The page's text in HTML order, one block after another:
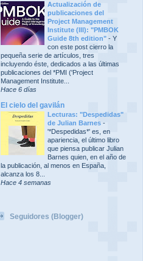
Actualización de
publicaciones del
Project Management
Institute (III): "PMBOK
Guide 8th edition" - Y
con este post cierro la
pequeña serie de artículos, tres
incluyendo éste, dedicados a las últimas
publicaciones del *PMI ('Project
Management Institute...
Hace 6 días
El cielo del gavilán
Lecturas: "Despedidas"
de Julian Barnes -
'*Despedidas*' es, en
apariencia, el último libro
que piensa publicar Julian
Barnes quien, en el año de
la publicación, al menos en España,
alcanza los 8...
Hace 4 semanas
Seguidores (Blogger)